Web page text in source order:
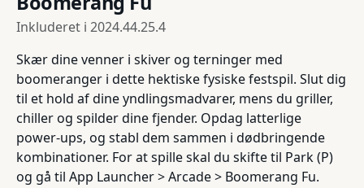
Inkluderet i 2024.44.25.4
Skær dine venner i skiver og terninger med
boomeranger i dette hektiske fysiske festspil. Slut dig
til et hold af dine yndlingsmadvarer, mens du griller,
chiller og spilder dine fjender. Opdag latterlige
power-ups, og stabl dem sammen i dødbringende
kombinationer. For at spille skal du skifte til Park (P)
og gå til App Launcher > Arcade > Boomerang Fu.